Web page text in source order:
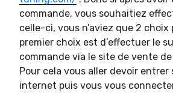
commande, vous souhaitiez
celle-ci, vous n’aviez que 2 choix
premier choix est d’effectuer le
commande via le site de vente de
Pour cela vous aller devoir entrer
internet puis vous vous